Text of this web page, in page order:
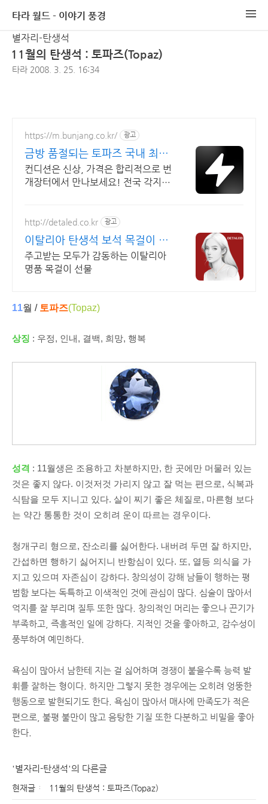
타라 월드 - 이야기 풍경
별자리-탄생석
11월의 탄생석 : 토파즈(Topaz)
타라 2008. 3. 25. 16:34
https://m.bunjang.co.kr/ 광고
금방 품절되는 토파즈 국내 최대
브랜드 중고거래
컨디션은 신상, 가격은 합리적으로 번
개장터에서 만나보세요! 전국 각지에
http://detaled.co.kr 광고
이탈리아 탄생석 보석 목걸이 이
탈리아 명품 목걸이 선물
주고받는 모두가 감동하는 이탈리아
명품 목걸이 선물
11월 / 토파즈(Topaz)
상징 : 우정, 인내, 결백, 희망, 행복
성격 : 11월생은 조용하고 차분하지만, 한 곳에만 머물러 있는
것은 좋지 않다. 이것저것 가리지 않고 잘 먹는 편으로, 식복과
식탐을 모두 지니고 있다. 살이 찌기 좋은 체질로, 마른형 보다
는 약간 통통한 것이 오히려 운이 따르는 경우이다.
청개구리 형으로, 잔소리를 싫어한다. 내버려 두면 잘 하지만,
간섭하면 행하기 싫어지니 반항심이 있다. 또, 열등 의식을 가
지고 있으며 자존심이 강하다. 창의성이 강해 남들이 행하는 평
범함 보다는 독특하고 이색적인 것에 관심이 많다. 심술이 많아서
억지를 잘 부리며 질투 또한 많다. 창의적인 머리는 좋으나 끈기가
부족하고, 즉흥적인 일에 강하다. 지적인 것을 좋아하고, 감수성이
풍부하여 예민하다.
욕심이 많아서 남한테 지는 걸 싫어하며 경쟁이 붙을수록 능력 발
휘를 잘하는 형이다. 하지만 그렇지 못한 경우에는 오히려 엉뚱한
행동으로 발현되기도 한다. 욕심이 많아서 매사에 만족도가 적은
편으로, 불평 불만이 많고 음탕한 기질 또한 다분하고 비밀을 좋아
한다.
'별자리-탄생석'의 다른글
현재글 11월의 탄생석 : 토파즈(Topaz)